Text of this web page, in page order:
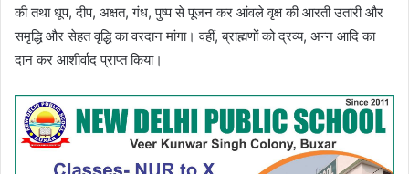
की तथा धूप, दीप, अक्षत, गंध, पुष्प से पूजन कर आंवले वृक्ष की आरती उतारी और
समृद्धि और सेहत वृद्धि का वरदान मांगा। वहीं, ब्राह्मणों को द्रव्य, अन्न आदि का
दान कर आशीर्वाद प्राप्त किया।